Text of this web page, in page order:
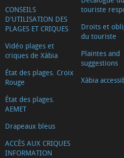
CONSEILS
D'UTILISATION DES
PLAGES ET CRIQUES
Vidéo plages et
criques de Xàbia
État des plages. Croix
Rouge
État des plages.
AEMET
Drapeaux bleus
ACCÈS AUX CRIQUES
INFORMATION
touriste
Droits et
du touriste
Plaintes and
suggestions
Xàbia